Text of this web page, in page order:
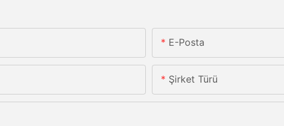
E-Posta
Şirket Türü